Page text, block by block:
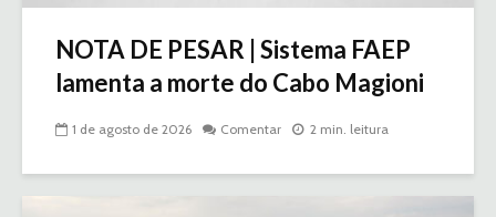
NOTA DE PESAR | Sistema FAEP
lamenta a morte do Cabo Magioni
1 de agosto de 2026 Comentar 2 min. leitura